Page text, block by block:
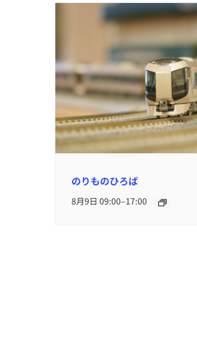
のりものひろば
8月9日 09:00–17:00